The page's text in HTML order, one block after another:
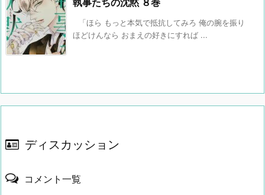
「ほら もっと本気で抵抗してみろ 俺の腕を振り
ほどけんなら おまえの好きにすれば ...
ディスカッション
コメント一覧